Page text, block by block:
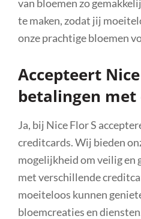
van bloemen zo
te maken, zodat jij
onze prachtige bloemen
Accepteert
betalingen met
Ja, bij Nice Flor S
creditcards. Wij bieden
mogelijkheid om veilig en
met verschillende
moeiteloos kunnen
bloemcreaties en